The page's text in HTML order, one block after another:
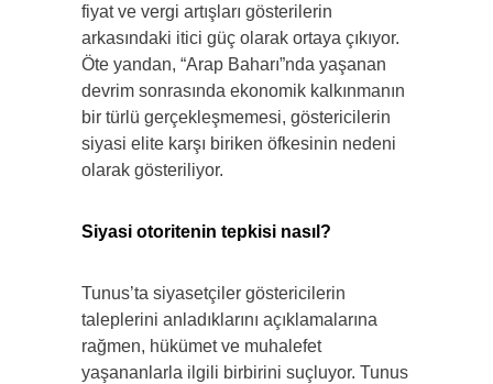
fiyat ve vergi artışları gösterilerin
arkasındaki itici güç olarak ortaya çıkıyor.
Öte yandan, “Arap Baharı”nda yaşanan
devrim sonrasında ekonomik kalkınmanın
bir türlü gerçekleşmemesi, göstericilerin
siyasi elite karşı biriken öfkesinin nedeni
olarak gösteriliyor.
Siyasi otoritenin tepkisi nasıl?
Tunus’ta siyasetçiler göstericilerin
taleplerini anladıklarını açıklamalarına
rağmen, hükümet ve muhalefet
yaşananlarla ilgili birbirini suçluyor. Tunus